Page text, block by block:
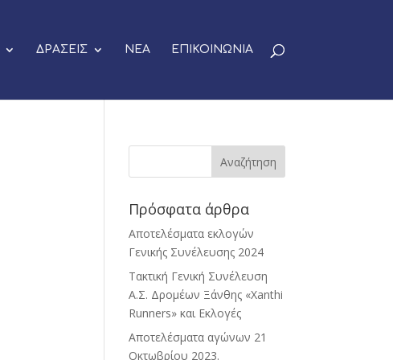
ΔΡΑΣΕΙΣ ΝΕΑ ΕΠΙΚΟΙΝΩΝΙΑ
Πρόσφατα άρθρα
Αποτελέσματα εκλογών
Γενικής Συνέλευσης 2024
Τακτική Γενική Συνέλευση
Α.Σ. Δρομέων Ξάνθης «Xanthi
Runners» και Εκλογές
Αποτελέσματα αγώνων 21
Οκτωβρίου 2023.